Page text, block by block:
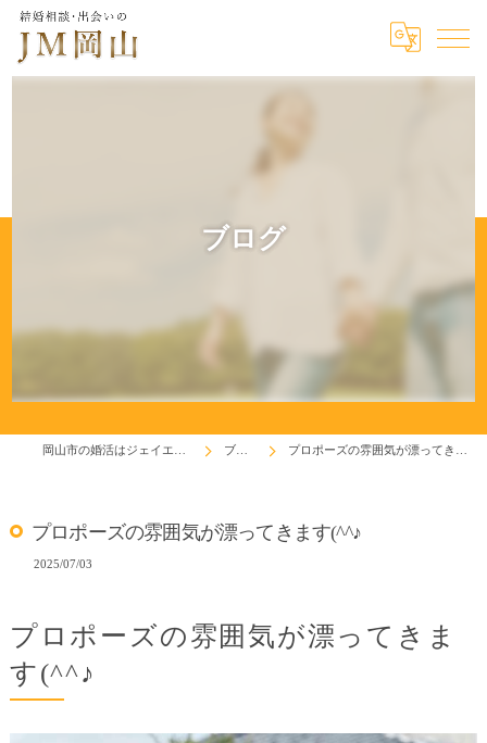
ブログ
ブログ プロポーズの雰囲気が漂ってきます(^^♪
プロポーズの雰囲気が漂ってきます(^^♪
2025/07/03
プロポーズの雰囲気が漂ってきま
す(^^♪